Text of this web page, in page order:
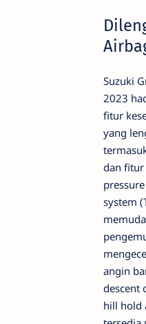
Suzuki
2023
fitur
yang
dan
system
angin
descent
hill hold